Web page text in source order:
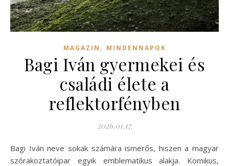
MAGAZIN , MINDENNAPOK
Bagi Iván gyermekei és
családi élete a
reflektorfényben
2026.01.17.
Bagi Iván neve sokak számára ismerős, hiszen a magyar
szórakoztatóipar egyik emblematikus alakja. Komikus,